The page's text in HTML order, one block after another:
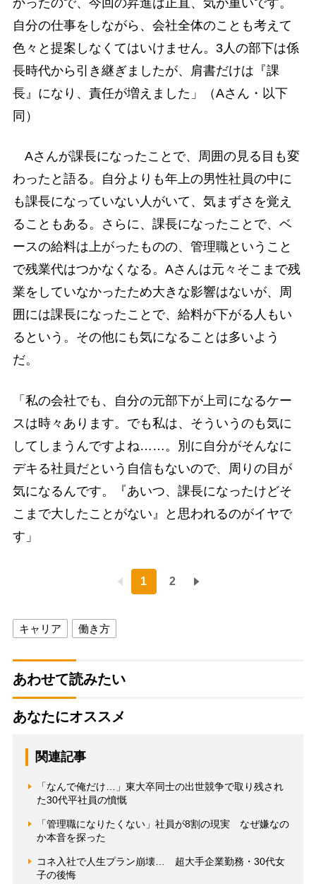
かったので、今回の昇進は正直、気が重いです。
自分の仕事をしながら、会社全体のことも考えて
色々と提案しなくてはいけません。3人の部下は係
長時代から引き継ぎましたが、肩書だけは『課
長』になり、責任が増えました」（Aさん・以下
同）
Aさんが課長になったことで、周囲の見る目も変
わったと語る。自分よりも年上の男性社員の中に
も課長になっていない人がいて、気まずさを覚え
ることもある。さらに、課長になったことで、ベ
ースの給料は上がったものの、管理職ということ
で残業代はつかなくなる。Aさんは元々そこまで残
業をしていなかったため大きな影響はないが、周
囲には課長になったことで、給料が下がる人もい
るという。その他にも気になることは多いよう
だ。
「私の会社でも、自分の元部下が上司になるケー
スは時々あります。でも私は、そういうのも気に
してしまうんですよね……。別に自分がそんなに
デキる社員だという自信もないので、周りの目が
気になるんです。『あいつ、課長になったけどそ
こまで大したことがない』と思われるのがイヤで
す」
1 2
キャリア 働き方
あわせて読みたい
あなたにオススメ
関連記事
「なんで俺だけ…」東大卒同士の出世競争で取り残され
た30代平社員の憤慨
「管理職になりたくない」社員が8割の現実 なぜ嫌なの
か本音を探った
コネ入社で人生プラン崩壊… 超大手企業勤務・30代女
子の後悔